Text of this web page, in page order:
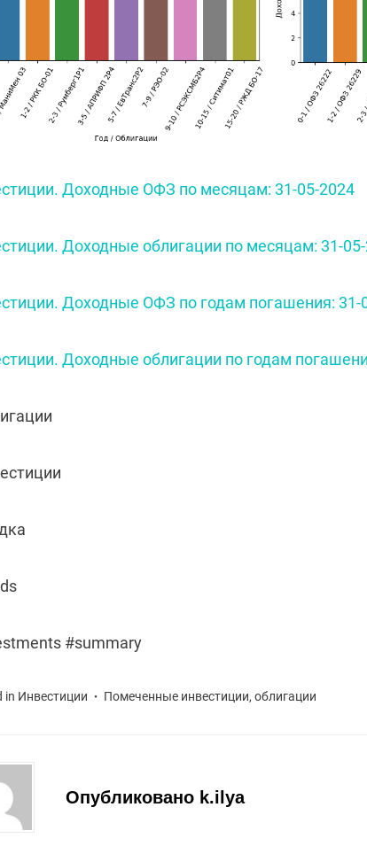
Доходные ОФЗ по месяцам: 31-05-2024
Доходные облигации по месяцам: 31-
Доходные ОФЗ по годам погашения: 31-
Доходные облигации по годам
#summary
in Инвестиции Помеченные инвестиции, облигации
Опубликовано k.ilya